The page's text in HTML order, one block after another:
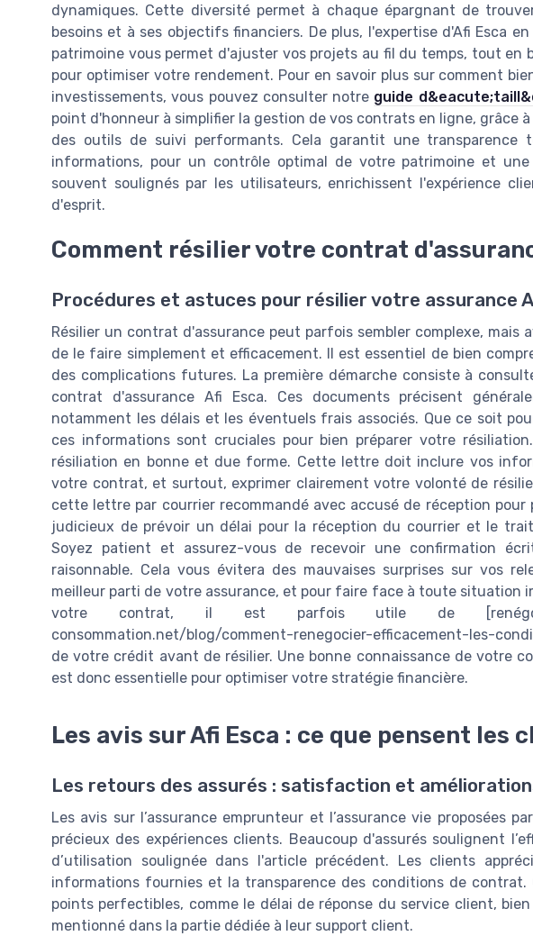
dynamiques. Cette diversité permet à chaque épargnant de
besoins et à ses objectifs financiers. De plus, l'expertise d'Afi Esca
patrimoine vous permet d'ajuster vos projets au fil du temps, tout en
pour optimiser votre rendement. Pour en savoir plus sur comment
investissements, vous pouvez consulter notre guide
point d'honneur à simplifier la gestion de vos contrats en ligne,
des outils de suivi performants. Cela garantit une
informations, pour un contrôle optimal de votre patrimoine et
souvent soulignés par les utilisateurs, enrichissent l'expérience
d'esprit.
Comment résilier votre contrat
Procédures et astuces pour résilier votre assurance
Résilier un contrat d'assurance peut parfois sembler complexe, mais
de le faire simplement et efficacement. Il est essentiel de bien
des complications futures. La première démarche consiste à
contrat d'assurance Afi Esca. Ces documents précisent
notamment les délais et les éventuels frais associés. Que ce soit
ces informations sont cruciales pour bien préparer votre
résiliation en bonne et due forme. Cette lettre doit inclure vos
votre contrat, et surtout, exprimer clairement votre volonté de
cette lettre par courrier recommandé avec accusé de réception pour
judicieux de prévoir un délai pour la réception du courrier et le
Soyez patient et assurez-vous de recevoir une confirmation
raisonnable. Cela vous évitera des mauvaises surprises sur vos
meilleur parti de votre assurance, et pour faire face à toute situation
votre contrat, il est parfois utile de [renégocier]
consommation.net/blog/comment-renegocier-efficacement-les-
de votre crédit avant de résilier. Une bonne connaissance de votre
est donc essentielle pour optimiser votre stratégie financière.
Les avis sur Afi Esca : ce que pensent les
Les retours des assurés : satisfaction et
Les avis sur l’assurance emprunteur et l’assurance vie proposées
précieux des expériences clients. Beaucoup d'assurés soulignent
d’utilisation soulignée dans l'article précédent. Les clients
informations fournies et la transparence des conditions de contrat.
points perfectibles, comme le délai de réponse du service client,
mentionné dans la partie dédiée à leur support client.